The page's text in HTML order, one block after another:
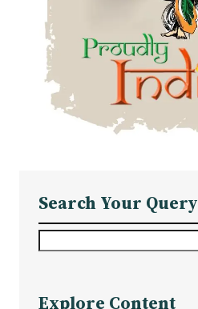
Search Your Query
Explore Content